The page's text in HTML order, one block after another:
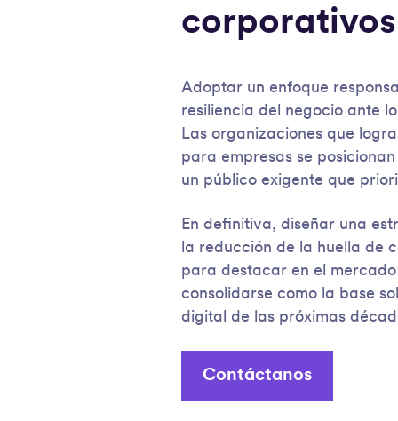
corporativos
Adoptar un enfoque
resiliencia del negocio ante
Las organizaciones que
para empresas se
un público exigente que
En definitiva, diseñar una
la reducción de la huella de
para destacar en el
consolidarse como la base
digital de las próximas
Contáctanos